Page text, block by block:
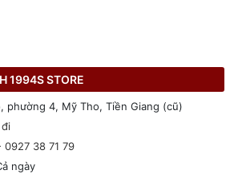
1994S STORE
phường 4, Mỹ Tho, Tiền Giang (cũ)
0927 38 71 79
ngày